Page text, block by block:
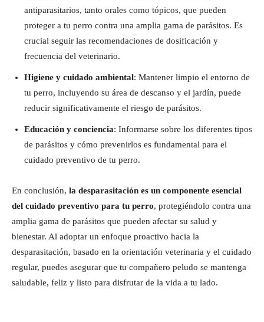
antiparasitarios, tanto orales como tópicos, que pueden
proteger a tu perro contra una amplia gama de parásitos. Es
crucial seguir las recomendaciones de dosificación y
frecuencia del veterinario.
Higiene y cuidado ambiental: Mantener limpio el entorno de
tu perro, incluyendo su área de descanso y el jardín, puede
reducir significativamente el riesgo de parásitos.
Educación y conciencia: Informarse sobre los diferentes tipos
de parásitos y cómo prevenirlos es fundamental para el
cuidado preventivo de tu perro.
En conclusión, la desparasitación es un componente esencial
del cuidado preventivo para tu perro, protegiéndolo contra una
amplia gama de parásitos que pueden afectar su salud y
bienestar. Al adoptar un enfoque proactivo hacia la
desparasitación, basado en la orientación veterinaria y el cuidado
regular, puedes asegurar que tu compañero peludo se mantenga
saludable, feliz y listo para disfrutar de la vida a tu lado.